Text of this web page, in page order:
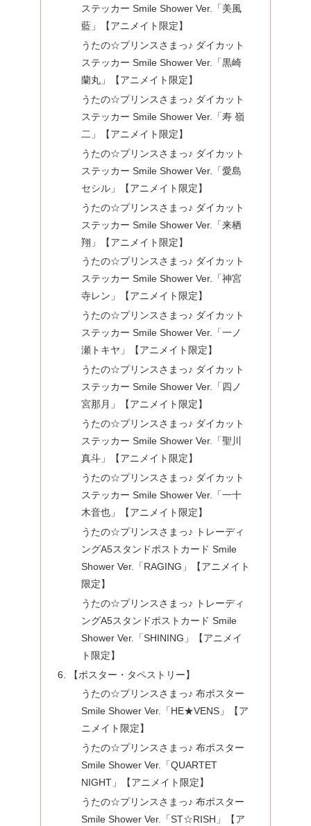
ステッカー Smile Shower Ver.「美風
藍」【アニメイト限定】
うたの☆プリンスさまっ♪ ダイカット
ステッカー Smile Shower Ver.「黒崎
蘭丸」【アニメイト限定】
うたの☆プリンスさまっ♪ ダイカット
ステッカー Smile Shower Ver.「寿 嶺
二」【アニメイト限定】
うたの☆プリンスさまっ♪ ダイカット
ステッカー Smile Shower Ver.「愛島
セシル」【アニメイト限定】
うたの☆プリンスさまっ♪ ダイカット
ステッカー Smile Shower Ver.「来栖
翔」【アニメイト限定】
うたの☆プリンスさまっ♪ ダイカット
ステッカー Smile Shower Ver.「神宮
寺レン」【アニメイト限定】
うたの☆プリンスさまっ♪ ダイカット
ステッカー Smile Shower Ver.「一ノ
瀬トキヤ」【アニメイト限定】
うたの☆プリンスさまっ♪ ダイカット
ステッカー Smile Shower Ver.「四ノ
宮那月」【アニメイト限定】
うたの☆プリンスさまっ♪ ダイカット
ステッカー Smile Shower Ver.「聖川
真斗」【アニメイト限定】
うたの☆プリンスさまっ♪ ダイカット
ステッカー Smile Shower Ver.「一十
木音也」【アニメイト限定】
うたの☆プリンスさまっ♪ トレーディ
ングA5スタンドポストカード Smile
Shower Ver.「RAGING」【アニメイト
限定】
うたの☆プリンスさまっ♪ トレーディ
ングA5スタンドポストカード Smile
Shower Ver.「SHINING」【アニメイ
ト限定】
【ポスター・タペストリー】
うたの☆プリンスさまっ♪ 布ポスター
Smile Shower Ver.「HE★VENS」【ア
ニメイト限定】
うたの☆プリンスさまっ♪ 布ポスター
Smile Shower Ver.「QUARTET
NIGHT」【アニメイト限定】
うたの☆プリンスさまっ♪ 布ポスター
Smile Shower Ver.「ST☆RISH」【ア